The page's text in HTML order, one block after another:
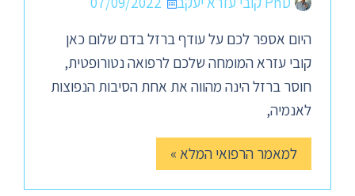
היום אספר לכם על עודף ברזל בדם שלום כאן
קובי עזרא המומחה שלכם לרפואה נטורופטית,
חוסר ברזל הינה מהווה את אחת הסיבות הנפוצות
לאנמיה,
למאמר הרפואי המלא »